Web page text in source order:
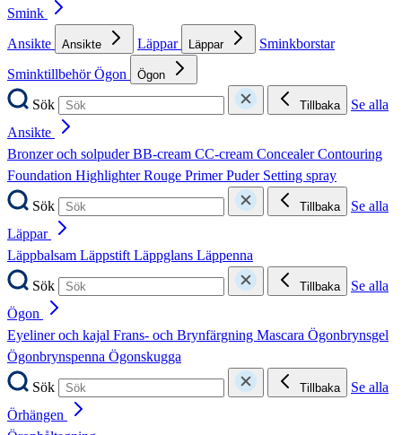
Smink
Ansikte
Ansikte Läppar Läppar
Sminkborstar
SminktillbehörÖgon Ögon
Sök Tillbaka
Se alla
Ansikte
Bronzer och solpuderBB-cream CC-cream ConcealerContouring
Foundation HighlighterRouge PrimerPuder Setting spray
Sök
Tillbaka
Se alla
Läppar
Läppbalsam LäppstiftLäppglans Läppenna
Sök
Tillbaka
Se alla
Ögon
Eyeliner och kajal Frans- och Brynfärgning Mascara Ögonbrynsgel
Ögonbrynspenna Ögonskugga
Sök
Tillbaka
Se alla
Örhängen